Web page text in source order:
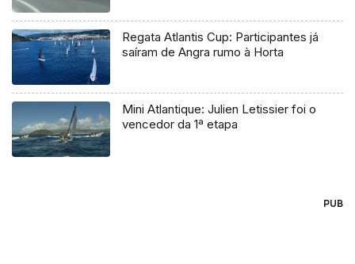
Regata Atlantis Cup: Participantes já
saíram de Angra rumo à Horta
Mini Atlantique: Julien Letissier foi o
vencedor da 1ª etapa
PUB